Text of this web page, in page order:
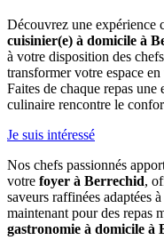
Découvrez une expérience
cuisinier(e) à domicile à
à votre disposition des
transformer votre espace en
Faites de chaque repas
culinaire rencontre le
Je suis intéressé
Nos chefs passionnés
votre foyer à Berrechid,
saveurs raffinées adaptées
maintenant pour des repas
gastronomie à domicile à